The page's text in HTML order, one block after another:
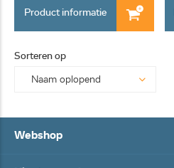
Product informatie
Sorteren op
Webshop